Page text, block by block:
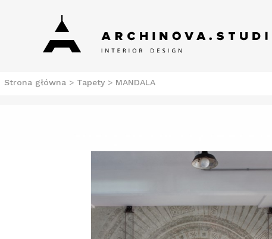
Archinova Studio
Salon meblowy Szczecin. Meble nowoczesne.
Strona główna > Tapety > MANDALA